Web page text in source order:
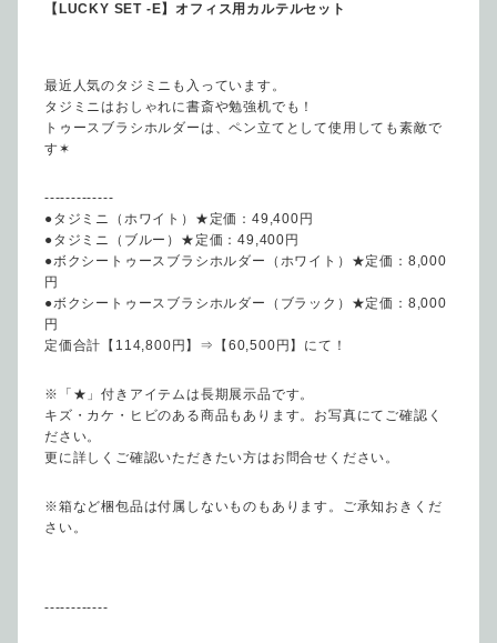
【LUCKY SET -E】オフィス用カルテルセット
最近人気のタジミニも入っています。
タジミニはおしゃれに書斎や勉強机でも！
トゥースブラシホルダーは、ペン立てとして使用しても素敵で
す✶
-------------
●タジミニ（ホワイト）★定価：49,400円
●タジミニ（ブルー）★定価：49,400円
●ボクシートゥースブラシホルダー（ホワイト）★定価：8,000
円
●ボクシートゥースブラシホルダー（ブラック）★定価：8,000
円
定価合計【114,800円】⇒【60,500円】にて！
※「★」付きアイテムは長期展示品です。
キズ・カケ・ヒビのある商品もあります。お写真にてご確認く
ださい。
更に詳しくご確認いただきたい方はお問合せください。
※箱など梱包品は付属しないものもあります。ご承知おきくだ
さい。
------------